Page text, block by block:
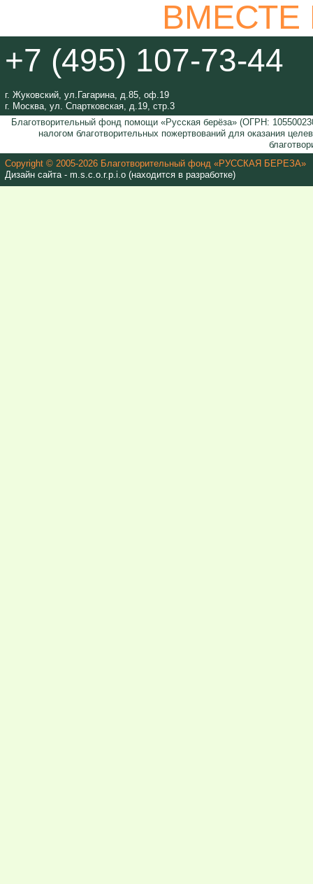
+7 (495) 107-73-44
г. Жуковский, ул.Гагарина, д.85, оф.19
г. Москва, ул. Спартковская, д.19, стр.3
Благотворительный фонд помощи «Русская берёза» (ОГРН:
налогом благотворительных пожертвований для оказания
Copyright © 2005-2026 Благотворительный фонд «РУССКАЯ БЕРЕЗА»
Дизайн сайта - m.s.c.o.r.p.i.o (находится в разработке)